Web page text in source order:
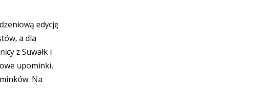
edycję
a dla
z Suwałk i
upominki,
Na